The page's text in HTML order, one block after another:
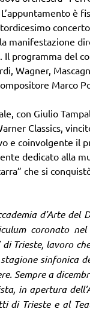
è
manifestazione
Il programma del
Wagner,
Marco
con Giulio
Classics,
e coinvolgente il
dedicato alla
che si
d’Arte del
coronato nel
di Trieste, lavoro
sinfonica
Sempre a
in apertura
di Trieste e al